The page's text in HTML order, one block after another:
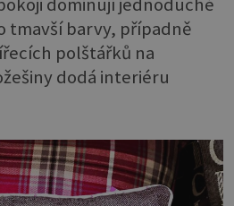
tmavší barvy, případně
polštářků na
dodá interiéru